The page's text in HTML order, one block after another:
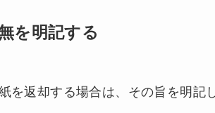
を明記する
を返却する場合は、その旨を明記